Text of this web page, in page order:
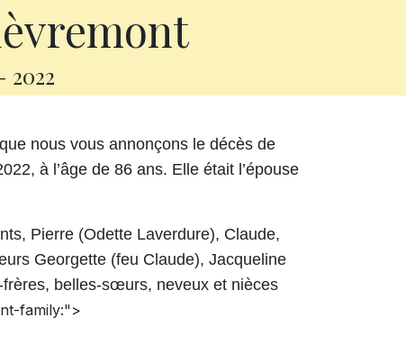
2022
nous vous annonçons le décès de
à l’âge de 86 ans. Elle était l’épouse
Pierre (Odette Laverdure), Claude,
Georgette (feu Claude), Jacqueline
belles-sœurs, neveux et nièces
family:">